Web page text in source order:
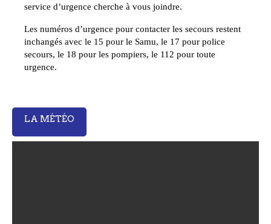
service d’urgence cherche à vous joindre.
Les numéros d’urgence pour contacter les secours restent
inchangés avec le 15 pour le Samu, le 17 pour police
secours, le 18 pour les pompiers, le 112 pour toute
urgence.
LA MÉTÉO